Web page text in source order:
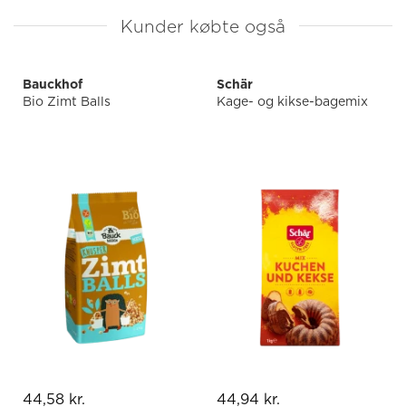
Kunder købte også
Bauckhof
Bio Zimt Balls
44,58 kr.
Schär
Kage- og kikse-bagemix
44,94 kr.